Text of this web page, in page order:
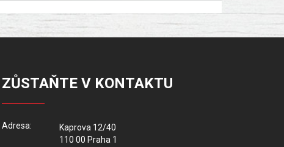
ZŮSTAŇTE V KONTAKTU
Adresa:
Kaprova 12/40
110 00 Praha 1